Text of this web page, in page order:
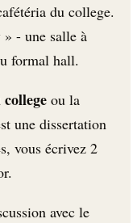
du college.
- une salle à
formal hall.
ou la
une dissertation
vous écrivez 2
avec le